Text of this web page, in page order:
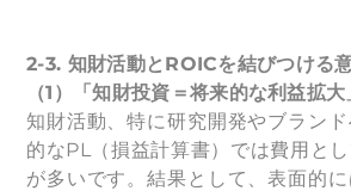
2-3. 知財活動とROICを結びつける
（1）「知財投資＝将来的な利益拡
知財活動、特に研究開発やブラン
的なPL（損益計算書）では費用と
が多いです。結果として、表面的